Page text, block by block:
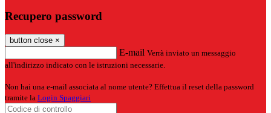
Recupero password
button close ×
E-mail Verrà inviato un messaggio
all'indirizzo indicato con le istruzioni necessarie.
Non hai una e-mail associata al nome utente? Effettua il reset della password
tramite la Login Spaggiari